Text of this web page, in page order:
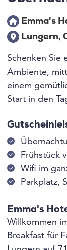
Emma's
Lungern,
Schenken Sie
Ambiente,
einem
Start in den
Frühstück
Wifi im
Parkplatz,
Emma's
Willkommen
Breakfast für